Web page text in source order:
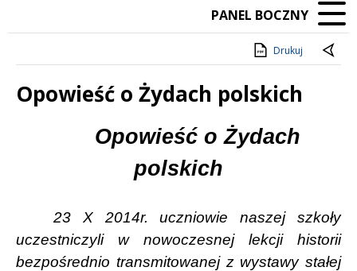
PANEL BOCZNY
Drukuj
Opowieść o Żydach polskich
Opowieść o Żydach
polskich
23 X 2014r. uczniowie naszej szkoły
uczestniczyli w nowoczesnej lekcji historii
bezpośrednio transmitowanej z wystawy stałej